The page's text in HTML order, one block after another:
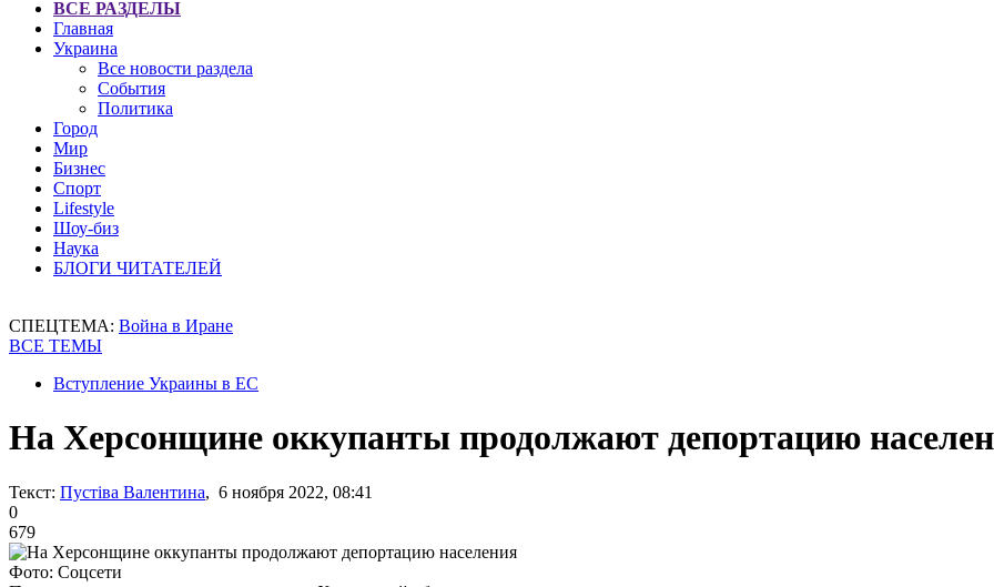
ВСЕ РАЗДЕЛЫ
Главная
Украина
Все новости раздела
События
Политика
Город
Мир
Бизнес
Спорт
Lifestyle
Шоу-биз
Наука
БЛОГИ ЧИТАТЕЛЕЙ
СПЕЦТЕМА: Война в Иране
ВСЕ ТЕМЫ
Вступление Украины в ЕС
На Херсонщине оккупанты продолжают депортацию
Текст: Пустіва Валентина, 6 ноября 2022, 08:41
0
679
Фото: Соцсети